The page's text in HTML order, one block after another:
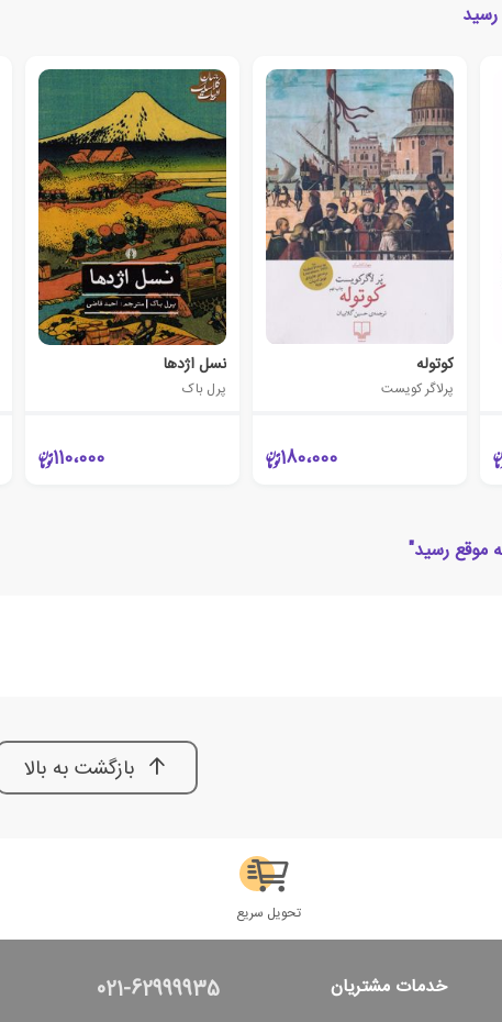
کوتوله
پرلاگر کویست
180،000
نسل اژدها
پرل باک
110،000
موقع رسید"
بازگشت به بالا
تحویل سریع
خدمات مشتریان 021-62999935